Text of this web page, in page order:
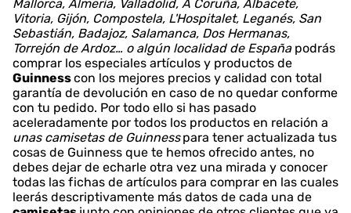
Mallorca, Almería, Valladolid, A Coruña, Albacete,
Vitoria, Gijón, Compostela, L'Hospitalet, Leganés, San
Sebastián, Badajoz, Salamanca, Dos Hermanas,
Torrejón de Ardoz… o algún localidad de Españapodrás
comprar los especiales artículos y productos de
Guinnesscon los mejores precios y calidad con total
garantía de devolución en caso de no quedar conforme
con tu pedido. Por todo ello si has pasado
aceleradamente por todos los productos en relación a
unas camisetas de Guinness para tener actualizada tus
cosas de Guinness que te hemos ofrecido antes, no
debes dejar de echarle otra vez una mirada y conocer
todas las fichas de artículos para comprar en las cuales
leerás descriptivamente más datos de cada una de